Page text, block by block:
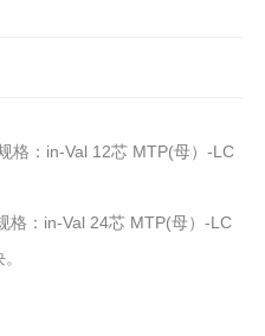
格：in-Val 12芯 MTP(母）-LC
：in-Val 24芯 MTP(母）-LC